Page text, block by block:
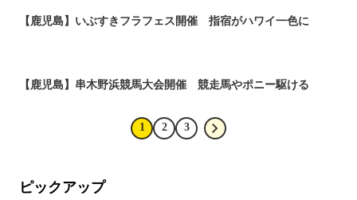
【鹿児島】いぶすきフラフェス開催 指宿がハワイ一色に
【鹿児島】串木野浜競馬大会開催 競走馬やポニー駆ける
1 2 3
ピックアップ